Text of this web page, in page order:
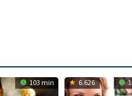
103 min 6.626